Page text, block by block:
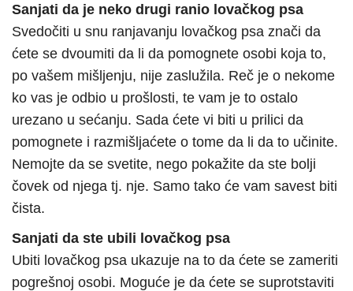
Sanjati da je neko drugi ranio lovačkog psa
Svedočiti u snu ranjavanju lovačkog psa znači da
ćete se dvoumiti da li da pomognete osobi koja to,
po vašem mišljenju, nije zaslužila. Reč je o nekome
ko vas je odbio u prošlosti, te vam je to ostalo
urezano u sećanju. Sada ćete vi biti u prilici da
pomognete i razmišljaćete o tome da li da to učinite.
Nemojte da se svetite, nego pokažite da ste bolji
čovek od njega tj. nje. Samo tako će vam savest biti
čista.
Sanjati da ste ubili lovačkog psa
Ubiti lovačkog psa ukazuje na to da ćete se zameriti
pogrešnoj osobi. Moguće je da ćete se suprotstaviti